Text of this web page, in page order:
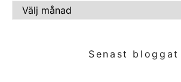
INLÄGGSARKIV
Senast bloggat